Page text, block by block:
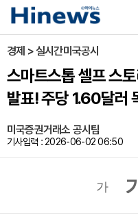
경제 > 실시간미국공시
스마트스톱 셀프 스
발표! 주당 1.60달러
미국증권거래소 공시팀
기사입력 : 2026-06-02 06:50
가